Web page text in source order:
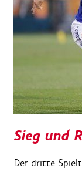
Sieg und
Der dritte